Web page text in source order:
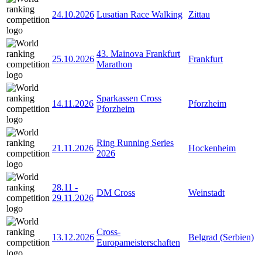
24.10.2026 Lusatian Race Walking Zittau
25.10.2026
43. Mainova Frankfurt
Marathon
Frankfurt
14.11.2026
Sparkassen Cross
Pforzheim
Pforzheim
21.11.2026
Ring Running Series
2026
Hockenheim
28.11 -
29.11.2026
DM Cross Weinstadt
13.12.2026
Cross-
Europameisterschaften
Belgrad (Serbien)